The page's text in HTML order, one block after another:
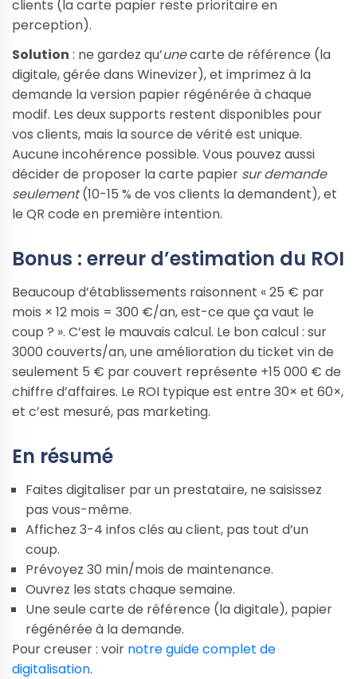
clients (la carte papier reste prioritaire en
perception).
Solution : ne gardez qu’unecarte de référence (la
digitale, gérée dans Winevizer), et imprimez à la
demande la version papier régénérée à chaque
modif. Les deux supports restent disponibles pour
vos clients, mais la source de vérité est unique.
Aucune incohérence possible. Vous pouvez aussi
décider de proposer la carte papier sur demande
seulement(10-15 % de vos clients la demandent), et
le QR code en première intention.
Bonus : erreur d’estimation du ROI
Beaucoup d’établissements raisonnent « 25 € par
mois × 12 mois = 300 €/an, est-ce que ça vaut le
coup ? ». C’est le mauvais calcul. Le bon calcul : sur
3000 couverts/an, une amélioration du ticket vin de
seulement 5 € par couvert représente +15 000 € de
chiffre d’affaires. Le ROI typique est entre 30× et 60×,
et c’est mesuré, pas marketing.
En résumé
Faites digitaliser par un prestataire, ne saisissez
pas vous-même.
Affichez 3-4 infos clés au client, pas tout d’un
coup.
Prévoyez 30 min/mois de maintenance.
Ouvrez les stats chaque semaine.
Une seule carte de référence (la digitale), papier
régénérée à la demande.
Pour creuser : voir notre guide complet de
digitalisation.